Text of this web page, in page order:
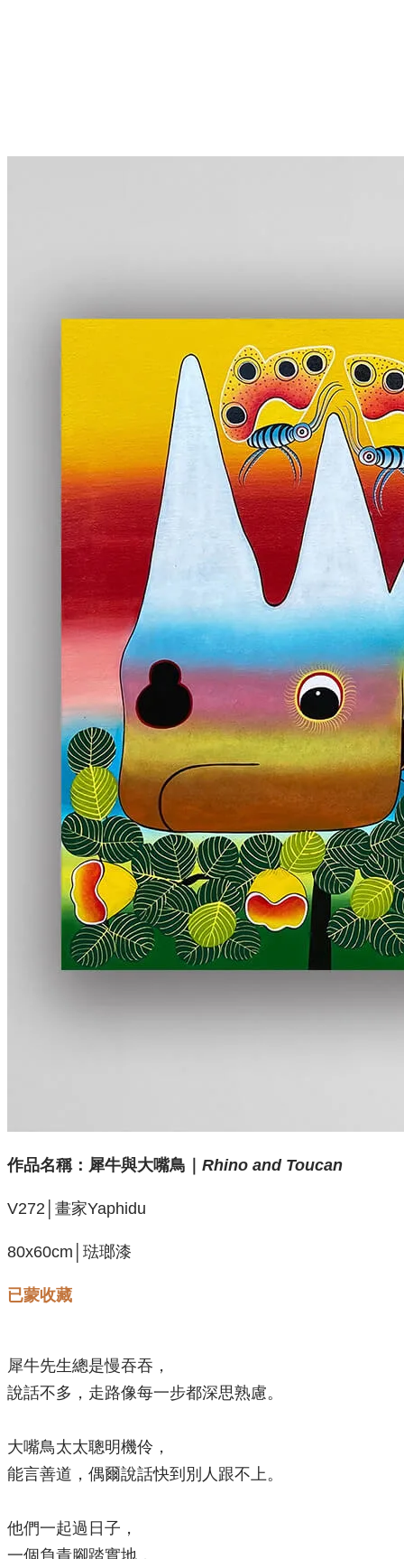
作品名稱：犀牛與大嘴鳥 Rhino and Toucan
V272│畫家Yaphidu
80x60cm│琺瑯漆
已蒙收藏
犀牛先生總是慢吞吞，
說話不多，走路像每一步都深思熟慮。
大嘴鳥太太聰明機伶，
能言善道，偶爾說話快到別人跟不上。
他們一起過日子，
一個負責腳踏實地，